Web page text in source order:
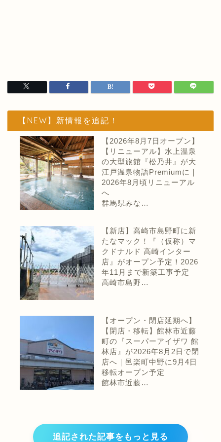
【NEW】新情報を追記！
【2026年8月7日オープン】
【リニューアル】水上温泉
の大型旅館『松乃井』が大
江戸温泉物語Premiumに｜
2026年8月頃リニューアル
へ
群馬県みな…
【新店】高崎市島野町に新
たなマック！『（仮称）マ
クドナルド 高崎インター
店』がオープン予定！2026
年11月まで新築工事予定
高崎市島野…
【オープン・閉店延期へ】
【閉店・移転】館林市近藤
町の『スーパーアイザワ 館
林店』が2026年8月2日で閉
店へ｜邑楽町中野に9月4日
移転オープン予定
館林市近藤…
追記された記事をもっと見る